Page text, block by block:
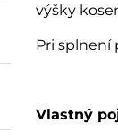
výšky
Pri splnení
Vlastný